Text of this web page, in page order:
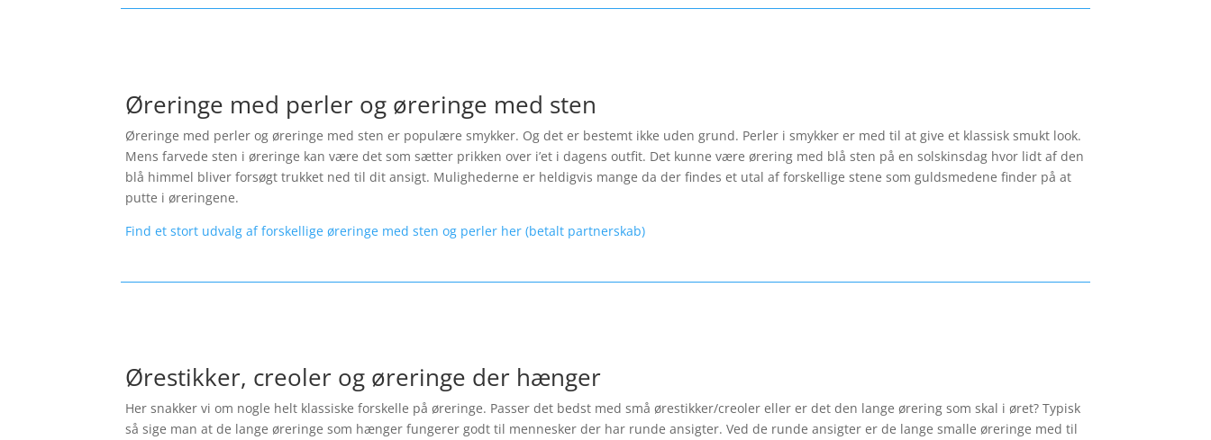
Øreringe med perler og øreringe med sten
Øreringe med perler og øreringe med sten er populære smykker. Og det er bestemt ikke uden grund. Perler i smykker er med til at give et klassisk smukt look.
Mens farvede sten i øreringe kan være det som sætter prikken over i’et i dagens outfit. Det kunne være ørering med blå sten på en solskinsdag hvor lidt af den
blå himmel bliver forsøgt trukket ned til dit ansigt. Mulighederne er heldigvis mange da der findes et utal af forskellige stene som guldsmedene finder på at
putte i øreringene.
Find et stort udvalg af forskellige øreringe med sten og perler her (betalt partnerskab)
Ørestikker, creoler og øreringe der hænger
Her snakker vi om nogle helt klassiske forskelle på øreringe. Passer det bedst med små ørestikker/creoler eller er det den lange ørering som skal i øret? Typisk
så sige man at de lange øreringe som hænger fungerer godt til mennesker der har runde ansigter. Ved de runde ansigter er de lange smalle øreringe med til